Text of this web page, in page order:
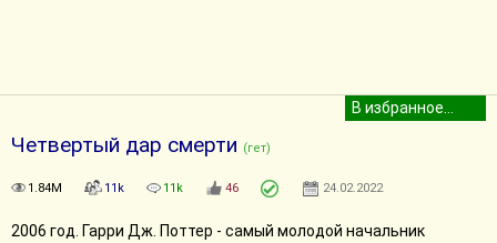
Четвертый дар смерти (гет)
1.84M 11k 11k 46 24.02.2022
2006 год. Гарри Дж. Поттер - самый молодой начальник